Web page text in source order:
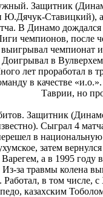
Защитник
Ставицкий), а
В Динамо дождался
чемпионов, после
чемпионат
в
лет проработал в
в качестве
Таврии, но
Защитник
Сыграл 4
в
затем
а в 1995 году
за травмы колена
Работал, в том
казахским